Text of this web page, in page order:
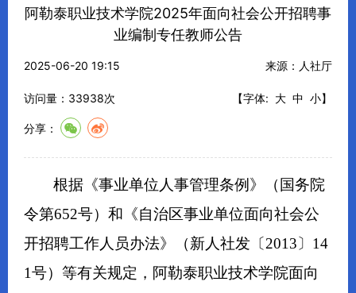
阿勒泰职业技术学院2025年面向社会公开招聘事
业编制专任教师公告
2025-06-20 19:15 来源：人社厅
访问量： 33938次 【字体: 大 中 小】
分享：
根据《事业单位人事管理条例》（国务院
令第652号）和《自治区事业单位面向社会公
开招聘工作人员办法》（新人社发〔2013〕14
1号）等有关规定，阿勒泰职业技术学院面向